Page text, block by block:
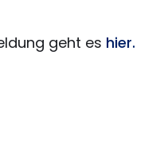
geht es hier.